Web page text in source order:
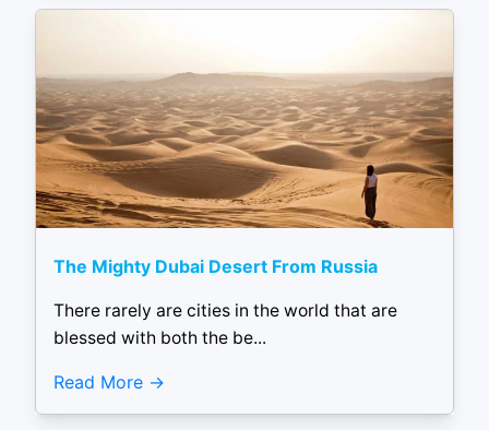
The Mighty Dubai Desert From Russia
There rarely are cities in the world that are
blessed with both the be...
Read More